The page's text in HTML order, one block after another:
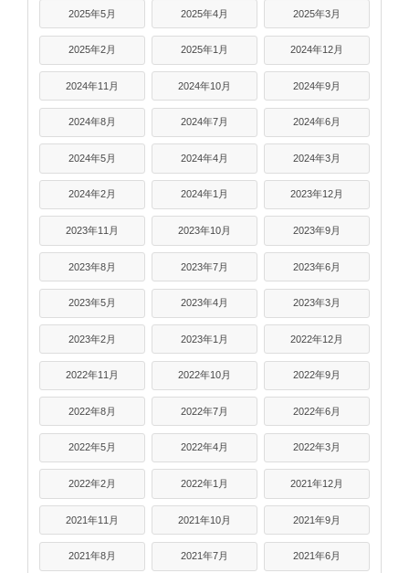
2025年5月 2025年4月 2025年3月
2025年2月 2025年1月 2024年12月
2024年11月 2024年10月 2024年9月
2024年8月 2024年7月 2024年6月
2024年5月 2024年4月 2024年3月
2024年2月 2024年1月 2023年12月
2023年11月 2023年10月 2023年9月
2023年8月 2023年7月 2023年6月
2023年5月 2023年4月 2023年3月
2023年2月 2023年1月 2022年12月
2022年11月 2022年10月 2022年9月
2022年8月 2022年7月 2022年6月
2022年5月 2022年4月 2022年3月
2022年2月 2022年1月 2021年12月
2021年11月 2021年10月 2021年9月
2021年8月 2021年7月 2021年6月